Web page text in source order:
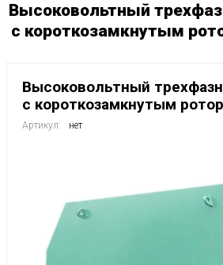
Высоковольтный
с короткозамкнутым
Высоковольтный
с короткозамкнутым
Артикул: нет